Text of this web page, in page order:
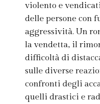
violento e
delle persone con
aggressività. Un
la vendetta, il
difficoltà di
sulle diverse
confronti degli
quelli drastici e